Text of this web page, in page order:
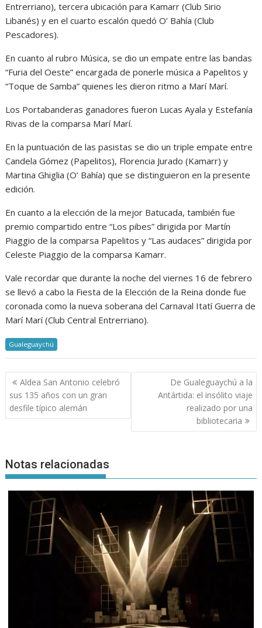
Entrerriano), tercera ubicación para Kamarr (Club Sirio
Libanés) y en el cuarto escalón quedó O’ Bahía (Club
Pescadores).
En cuanto al rubro Música, se dio un empate entre las bandas
“Furia del Oeste” encargada de ponerle música a Papelitos y
“Toque de Samba” quienes les dieron ritmo a Marí Marí.
Los Portabanderas ganadores fueron Lucas Ayala y Estefanía
Rivas de la comparsa Marí Marí.
En la puntuación de las pasistas se dio un triple empate entre
Candela Gómez (Papelitos), Florencia Jurado (Kamarr) y
Martina Ghiglia (O’ Bahía) que se distinguieron en la presente
edición.
En cuanto a la elección de la mejor Batucada, también fue
premio compartido entre “Los pibes” dirigida por Martín
Piaggio de la comparsa Papelitos y “Las audaces” dirigida por
Celeste Piaggio de la comparsa Kamarr.
Vale recordar que durante la noche del viernes 16 de febrero
se llevó a cabo la Fiesta de la Elección de la Reina donde fue
coronada como la nueva soberana del Carnaval Itatí Guerra de
Marí Marí (Club Central Entrerriano).
Gualeguaychú
Navegación
de
entradas
Aldea San Antonio celebró
sus 135 años con un gran
desfile típico alemán
De Gualeguaychú a la
Antártida: el insólito viaje
realizado por una
bibliotecaria
Notas relacionadas